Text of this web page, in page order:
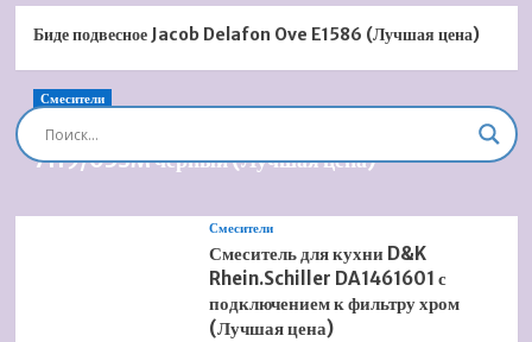
Биде подвесное Jacob Delafon Ove E1586 (Лучшая цена)
Смесители
Душевая система встроенная Timo Briana SX-
7119/03SM черный (Лучшая цена)
Смесители
Смеситель для кухни D&K
Rhein.Schiller DA1461601 с
подключением к фильтру хром
(Лучшая цена)